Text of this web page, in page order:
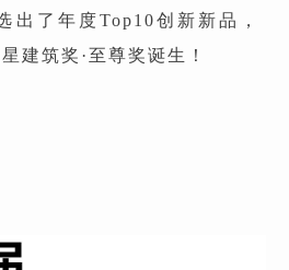
出了年度Top10创新新品，
建筑奖·至尊奖诞生！